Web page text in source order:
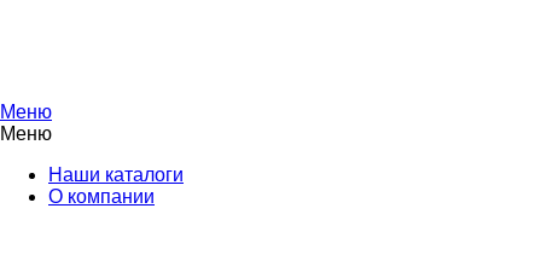
Меню
Меню
Наши каталоги
О компании